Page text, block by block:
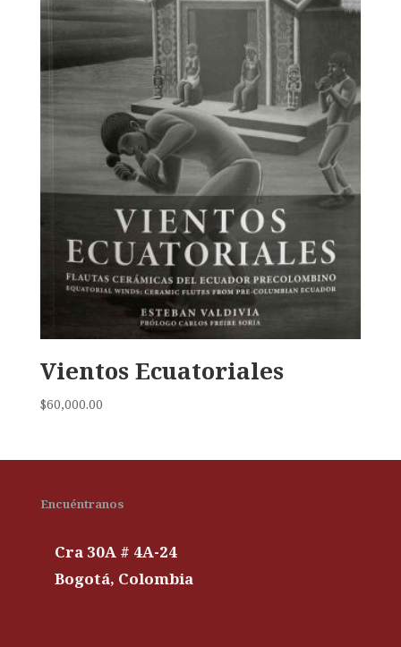
Vientos Ecuatoriales
$60,000.00
Encuéntranos
Cra 30A # 4A-24
Bogotá, Colombia